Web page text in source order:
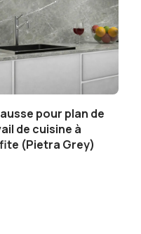
pour plan de
de cuisine à
(Pietra Grey)